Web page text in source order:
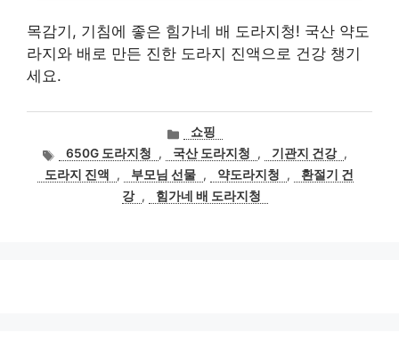
목감기, 기침에 좋은 힘가네 배 도라지청! 국산 약도
라지와 배로 만든 진한 도라지 진액으로 건강 챙기
세요.
카
테
고
리
쇼핑
태
그
650G 도라지청 , 국산 도라지청 , 기관지 건강 ,
도라지 진액
, 부모님 선물 , 약도라지청 ,
환절기 건
강 , 힘가네 배 도라지청